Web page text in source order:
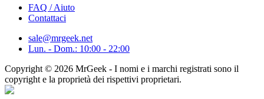
FAQ / Aiuto
Contattaci
sale@mrgeek.net
Lun. - Dom.: 10:00 - 22:00
Copyright © 2026 MrGeek - I nomi e i marchi registrati sono il
copyright e la proprietà dei rispettivi proprietari.